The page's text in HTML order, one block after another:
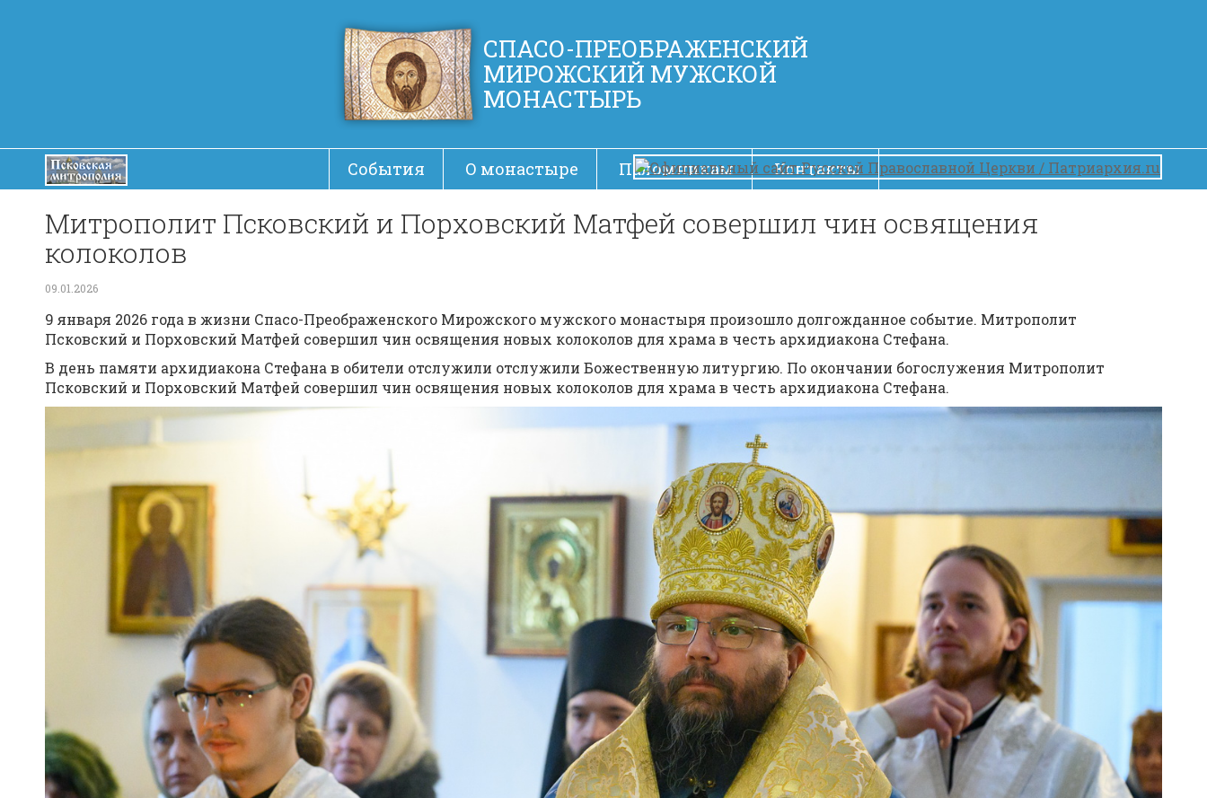
СПАСО-ПРЕОБРАЖЕНСКИЙ
МИРОЖСКИЙ МУЖСКОЙ
МОНАСТЫРЬ
События О монастыре Паломникам Контакты
Митрополит Псковский и Порховский Матфей совершил чин освящения
колоколов
09.01.2026
9 января 2026 года в жизни Спасо-Преображенского Мирожского мужского монастыря произошло долгожданное событие. Митрополит
Псковский и Порховский Матфей совершил чин освящения новых колоколов для храма в честь архидиакона Стефана.
В день памяти архидиакона Стефана в обители отслужили отслужили Божественную литургию. По окончании богослужения Митрополит
Псковский и Порховский Матфей совершил чин освящения новых колоколов для храма в честь архидиакона Стефана.